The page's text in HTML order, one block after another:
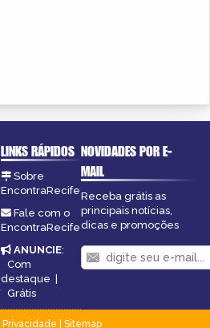
LINKS RÁPIDOS
Sobre
EncontraRecife
Fale com o
EncontraRecife
ANUNCIE:
Com
destaque |
Grátis
NOVIDADES POR E-
MAIL
Receba grátis as
principais notícias,
dicas e promoções
Privacidade
Sitemap